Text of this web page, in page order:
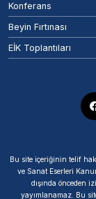
Konferans
Beyin Fırtınası
EİK Toplantıları
Bu site içeriğinin telif
ve Sanat Eserleri
dışında önceden
yayımlanamaz. Bu